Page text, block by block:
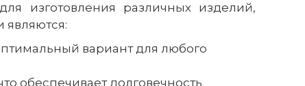
изготовления различных изделий,
вариант для любого
обеспечивает долговечность